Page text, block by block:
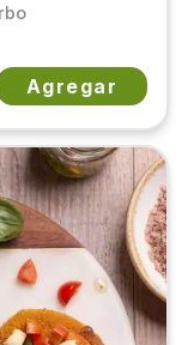
Agregar